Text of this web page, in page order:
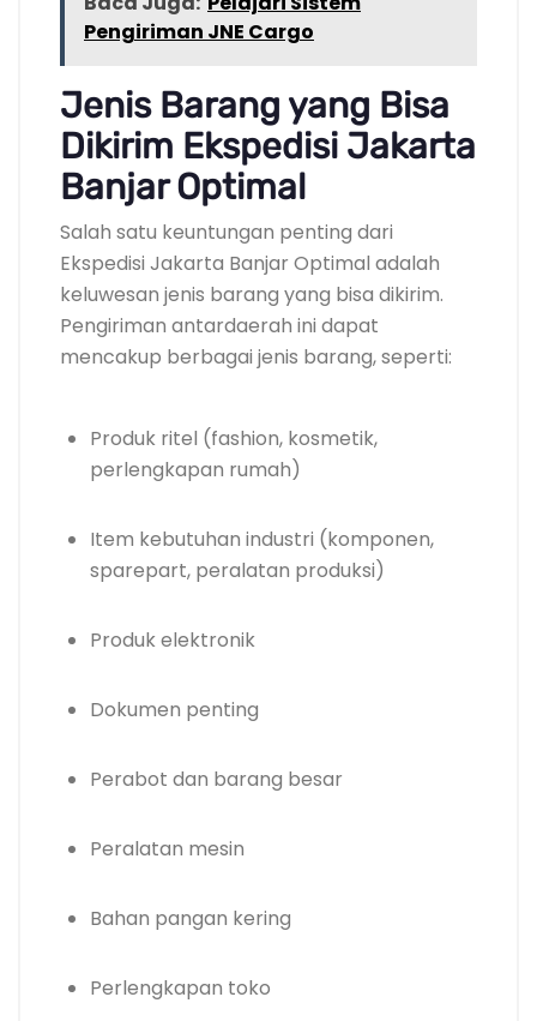
Pengiriman JNE Cargo
Jenis Barang yang Bisa
Dikirim Ekspedisi Jakarta
Banjar Optimal
Salah satu keuntungan penting dari
Ekspedisi Jakarta Banjar Optimal adalah
keluwesan jenis barang yang bisa dikirim.
Pengiriman antardaerah ini dapat
mencakup berbagai jenis barang, seperti:
Produk ritel (fashion, kosmetik,
perlengkapan rumah)
Item kebutuhan industri (komponen,
sparepart, peralatan produksi)
Produk elektronik
Dokumen penting
Perabot dan barang besar
Peralatan mesin
Bahan pangan kering
Perlengkapan toko